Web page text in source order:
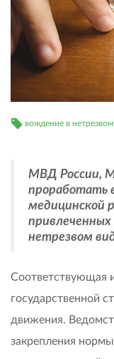
вождение в
МВД России,
проработать
медицинской
нетрезвом
Соответствующая
государственной
движения.
закрепления